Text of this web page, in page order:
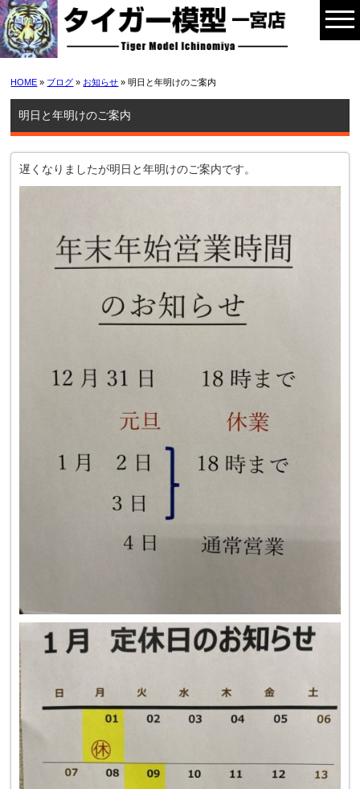
HOME » ブログ » お知らせ » 明日と年明けのご案内
明日と年明けのご案内
遅くなりましたが明日と年明けのご案内です。